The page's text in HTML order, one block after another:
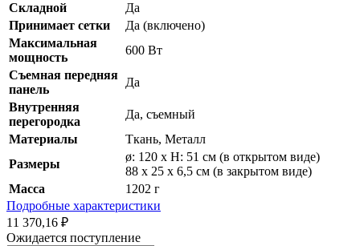
Складной
Да
Принимает сетки
Да (включено)
Максимальная
мощность
600 Вт
Съемная передняя
панель
Да
Внутренняя
перегородка
Да, съемный
Материалы
Ткань, Металл
Размеры
ø: 120 x H: 51 см (в открытом виде)
88 x 25 x 6,5 см (в закрытом виде)
Масса
1202 г
Подробные характеристики
11 370,16 ₽
Ожидается поступление